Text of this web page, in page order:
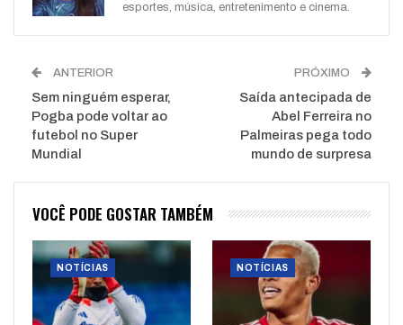
esportes, música, entretenimento e cinema.
ANTERIOR
Sem ninguém esperar,
Pogba pode voltar ao
futebol no Super
Mundial
PRÓXIMO
Saída antecipada de
Abel Ferreira no
Palmeiras pega todo
mundo de surpresa
VOCÊ PODE GOSTAR TAMBÉM
NOTÍCIAS NOTÍCIAS